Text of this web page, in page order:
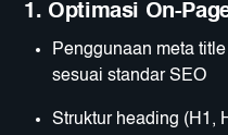
1. Optimasi On-
Penggunaan meta
sesuai standar SEO
Struktur heading (H1,